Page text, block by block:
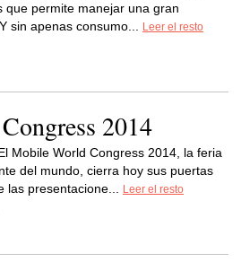
que permite manejar una gran
sin apenas consumo...
Leer el resto
2014
Mobile World Congress 2014, la feria
del mundo, cierra hoy sus puertas
las presentacione...
Leer el resto